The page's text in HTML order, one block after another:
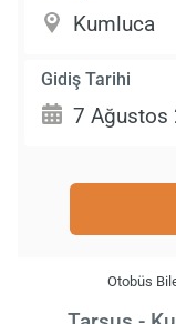
Gidiş Tarihi
Otobüs